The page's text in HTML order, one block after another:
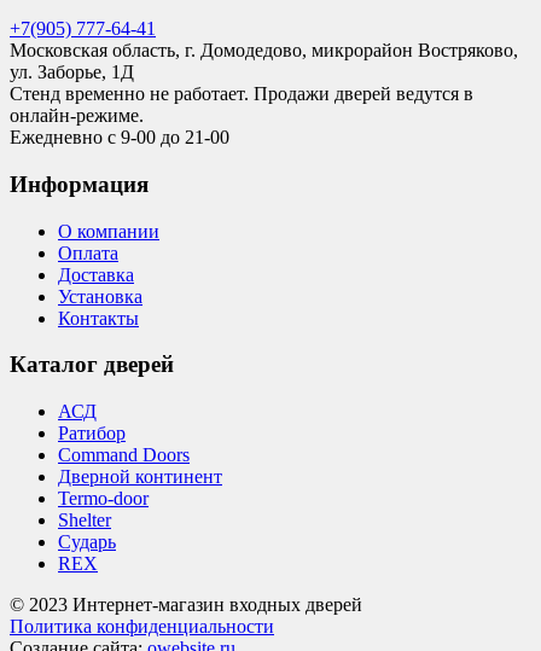
+7(905) 777-64-41
Московская область, г. Домодедово, микрорайон Востряково,
ул. Заборье, 1Д
Стенд временно не работает. Продажи дверей ведутся в
онлайн-режиме.
Ежедневно с 9-00 до 21-00
Информация
О компании
Оплата
Доставка
Установка
Контакты
Каталог дверей
АСД
Ратибор
Command Doors
Дверной континент
Termo-door
Shelter
Сударь
REX
© 2023 Интернет-магазин входных дверей
Политика конфиденциальности